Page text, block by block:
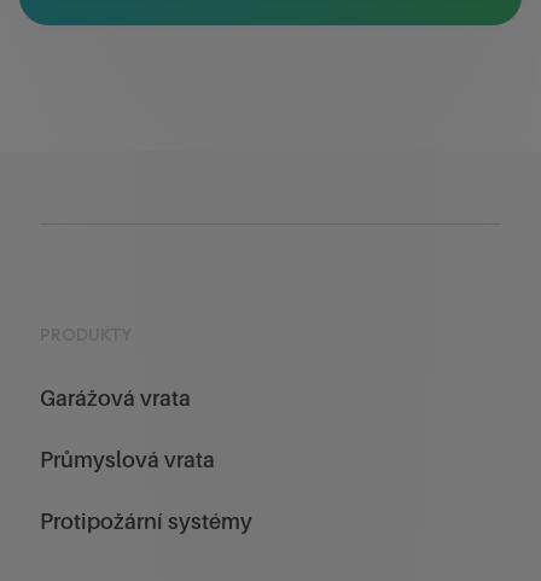
Garážová vrata
Průmyslová vrata
Protipožární systémy